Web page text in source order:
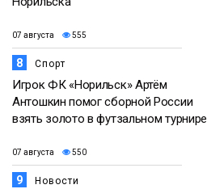
07 августа 555
8 Спорт
Игрок ФК «Норильск» Артём
Антошкин помог сборной России
взять золото в футзальном турнире
07 августа 550
9 Новости